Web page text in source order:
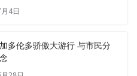
4日
多伦多骄傲大游行 与市民分